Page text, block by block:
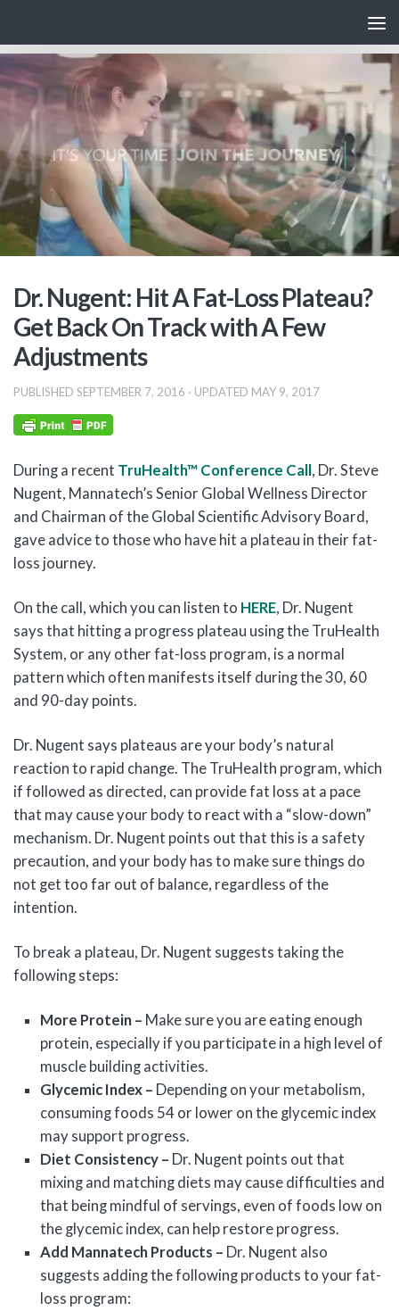
Dr. Nugent: Hit A Fat-Loss Plateau?
Get Back On Track with A Few
Adjustments
PUBLISHED SEPTEMBER 7, 2016 · UPDATED MAY 9, 2017
During a recent TruHealth™ Conference Call, Dr. Steve
Nugent, Mannatech’s Senior Global Wellness Director
and Chairman of the Global Scientific Advisory Board,
gave advice to those who have hit a plateau in their fat-
loss journey.
On the call, which you can listen to HERE, Dr. Nugent
says that hitting a progress plateau using the TruHealth
System, or any other fat-loss program, is a normal
pattern which often manifests itself during the 30, 60
and 90-day points.
Dr. Nugent says plateaus are your body’s natural
reaction to rapid change. The TruHealth program, which
if followed as directed, can provide fat loss at a pace
that may cause your body to react with a “slow-down”
mechanism. Dr. Nugent points out that this is a safety
precaution, and your body has to make sure things do
not get too far out of balance, regardless of the
intention.
To break a plateau, Dr. Nugent suggests taking the
following steps:
More Protein – Make sure you are eating enough
protein, especially if you participate in a high level of
muscle building activities.
Glycemic Index – Depending on your metabolism,
consuming foods 54 or lower on the glycemic index
may support progress.
Diet Consistency – Dr. Nugent points out that
mixing and matching diets may cause difficulties and
that being mindful of servings, even of foods low on
the glycemic index, can help restore progress.
Add Mannatech Products – Dr. Nugent also
suggests adding the following products to your fat-
loss program: